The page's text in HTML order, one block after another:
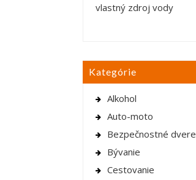
vlastný zdroj vody
Kategórie
Alkohol
Auto-moto
Bezpečnostné dvere
Bývanie
Cestovanie